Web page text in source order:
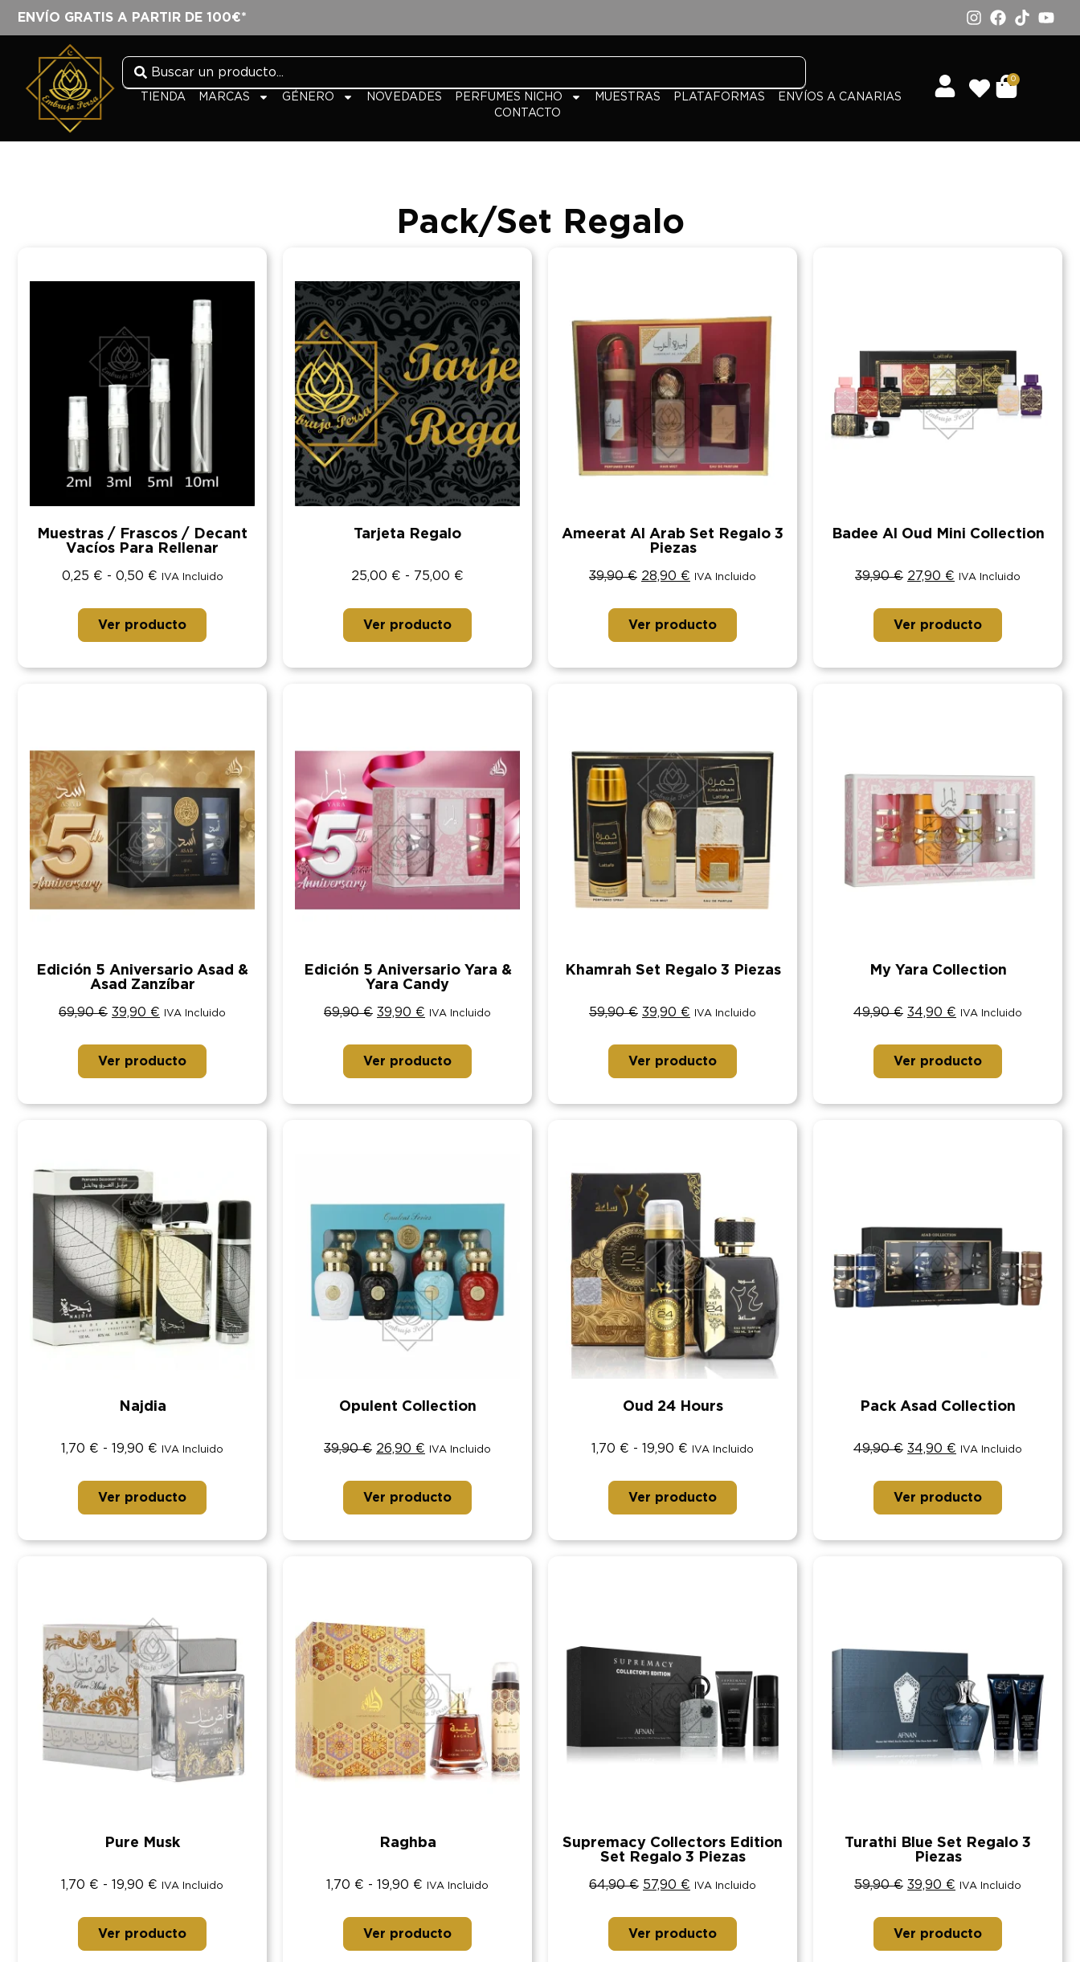
ENVÍO GRATIS A PARTIR DE 100€*
TIENDA MARCAS GÉNERO NOVEDADES PERFUMES NICHO MUESTRAS PLATAFORMAS
ENVÍOS A CANARIAS
CONTACTO
0
Pack/Set Regalo
Muestras / Frascos / Decant
Vacíos Para Rellenar
0,25 € - 0,50 € IVA Incluido
Ver producto
Tarjeta Regalo
25,00 € - 75,00 €
Ver producto
Ameerat Al Arab Set Regalo 3
Piezas
39,90€ 28,90 € IVA Incluido
Ver producto
Badee Al Oud Mini Collection
39,90€ 27,90 € IVA Incluido
Ver producto
Edición 5 Aniversario Asad &
Asad Zanzíbar
69,90€ 39,90 € IVA Incluido
Ver producto
Edición 5 Aniversario Yara &
Yara Candy
69,90€ 39,90 € IVA Incluido
Ver producto
Khamrah Set Regalo 3 Piezas
59,90€ 39,90 € IVA Incluido
Ver producto
My Yara Collection
49,90€ 34,90 € IVA Incluido
Ver producto
Najdia
1,70 € - 19,90 € IVA Incluido
Ver producto
Opulent Collection
39,90€ 26,90 € IVA Incluido
Ver producto
Oud 24 Hours
1,70 € - 19,90 € IVA Incluido
Ver producto
Pack Asad Collection
49,90€ 34,90 € IVA Incluido
Ver producto
Pure Musk
1,70 € - 19,90 € IVA Incluido
Ver producto
Raghba
1,70 € - 19,90 € IVA Incluido
Ver producto
Supremacy Collectors Edition
Set Regalo 3 Piezas
64,90€ 57,90 € IVA Incluido
Ver producto
Turathi Blue Set Regalo 3
Piezas
59,90€ 39,90 € IVA Incluido
Ver producto